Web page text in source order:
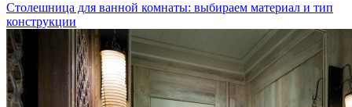
Столешница для ванной комнаты: выбираем материал и тип
конструкции